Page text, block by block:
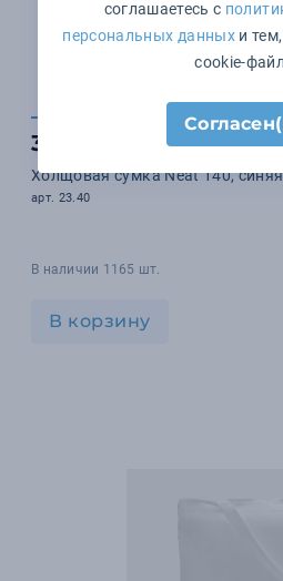
343 ₽
Холщовая сумка Neat 140, синяя
арт. 23.40
В наличии 1165 шт.
В корзину
соглашаетесь с
персональных данныхи
cookie-